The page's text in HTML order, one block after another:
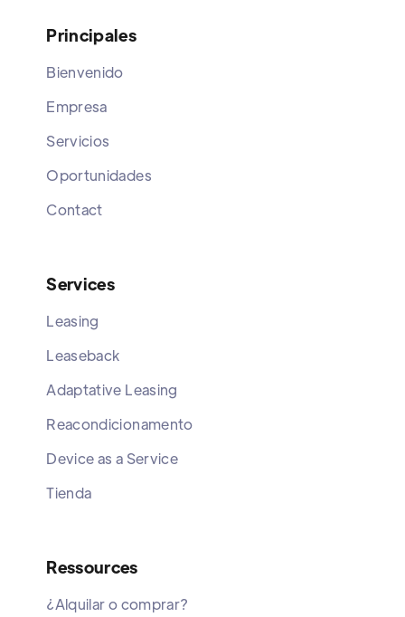
Principales
Bienvenido
Empresa
Servicios
Oportunidades
Contact
Services
Leasing
Leaseback
Adaptative Leasing
Reacondicionamento
Device as a Service
Tienda
Ressources
¿Alquilar o comprar?